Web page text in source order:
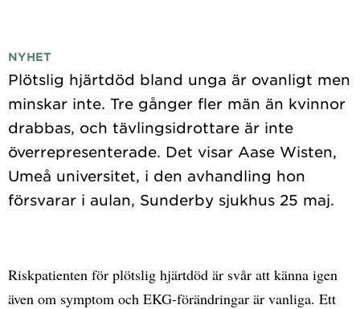
NYHET
Plötslig hjärtdöd bland unga är ovanligt men
minskar inte. Tre gånger fler män än kvinnor
drabbas, och tävlingsidrottare är inte
överrepresenterade. Det visar Aase Wisten,
Umeå universitet, i den avhandling hon
Riskpatienten för plötslig hjärtdöd är svår att känna igen
även om symptom och EKG-förändringar är vanliga. Ett